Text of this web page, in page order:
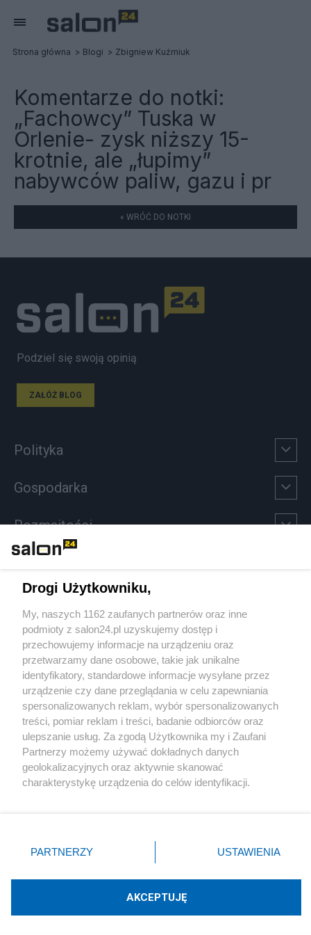
Strona główna Blogi Zbigniew Kuźmiuk
Komentarze do notki:
„Fachowcy” Tuska w
Orlenie- zysk niższy 15-
krotnie, ale „łupimy”
nabywców paliw, gazu i pr
« WRÓĆ DO NOTKI
Podziel się swoją opinią
ZAŁÓŻ BLOG
Polityka
Gospodarka
Rozmaitości
Sport
Społeczeństwo
Kultura
X Facebook Instagram Youtube
Technologię dostarcza:W3media.pl
Drogi Użytkowniku,
My, naszych 1162 zaufanych partnerów oraz inne
podmioty z salon24.pl uzyskujemy dostęp i
przechowujemy informacje na urządzeniu oraz
przetwarzamy dane osobowe, takie jak unikalne
identyfikatory, standardowe informacje wysyłane przez
urządzenie czy dane przeglądania w celu zapewniania
spersonalizowanych reklam, wybór spersonalizowanych
treści, pomiar reklam i treści, badanie odbiorców oraz
ulepszanie usług. Za zgodą Użytkownika my i Zaufani
Partnerzy możemy używać dokładnych danych
geolokalizacyjnych oraz aktywnie skanować
charakterystykę urządzenia do celów identyfikacji.
zmienić/wycofać klikając przycisk ustawień prywatności
znajdujący się w lewym dolnym rogu strony
rodzaje przetwarzania danych nie wymagają zgody
użytkownika, ale masz prawo sprzeciwić się takiemu
PARTNERZY USTAWIENIA
AKCEPTUJĘ